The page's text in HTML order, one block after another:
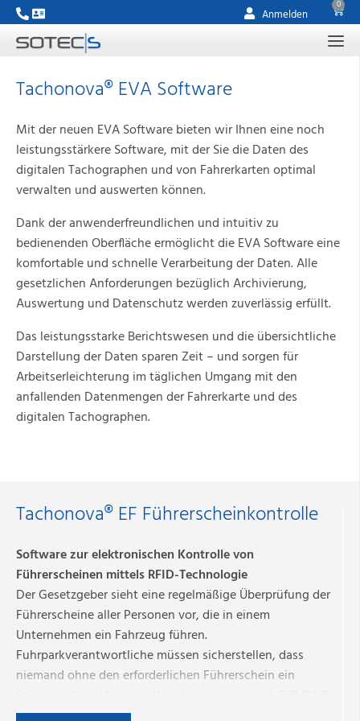
Anmelden
0
Tachonova® EVA Software
Mit der neuen EVA Software bieten wir Ihnen eine noch
leistungsstärkere Software, mit der Sie die Daten des
digitalen Tachographen und von Fahrerkarten optimal
verwalten und auswerten können.
Dank der anwenderfreundlichen und intuitiv zu
bedienenden Oberfläche ermöglicht die EVA Software eine
komfortable und schnelle Verarbeitung der Daten. Alle
gesetzlichen Anforderungen bezüglich Archivierung,
Auswertung und Datenschutz werden zuverlässig erfüllt.
Das leistungsstarke Berichtswesen und die übersichtliche
Darstellung der Daten sparen Zeit – und sorgen für
Arbeitserleichterung im täglichen Umgang mit den
anfallenden Datenmengen der Fahrerkarte und des
digitalen Tachographen.
Tachonova® EF Führerscheinkontrolle
Software zur elektronischen Kontrolle von
Führerscheinen mittels RFID-Technologie
Der Gesetzgeber sieht eine regelmäßige Überprüfung der
Führerscheine aller Personen vor, die in einem
Unternehmen ein Fahrzeug führen.
Fuhrparkverantwortliche müssen sicherstellen, dass
niemand ohne den erforderlichen Führerschein ein
eine Freiheitsstrafe von bis zu einem Jahr oder eine hohe